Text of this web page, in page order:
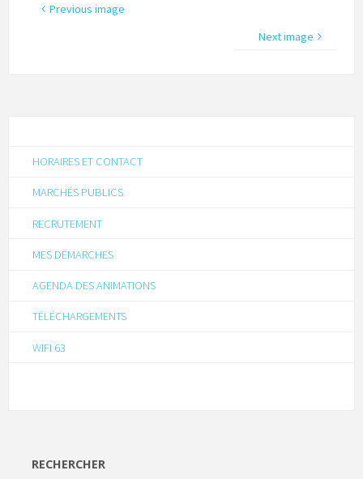
Previous image
Next image
HORAIRES ET CONTACT
MARCHÉS PUBLICS
RECRUTEMENT
MES DÉMARCHES
AGENDA DES ANIMATIONS
TÉLÉCHARGEMENTS
WIFI 63
RECHERCHER